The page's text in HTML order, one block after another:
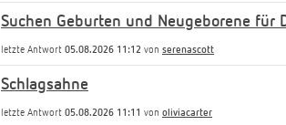
Suchen Geburten und Neugeborene für
letzte Antwort 05.08.2026 11:12 von serenascott
Schlagsahne
letzte Antwort 05.08.2026 11:11 von oliviacarter